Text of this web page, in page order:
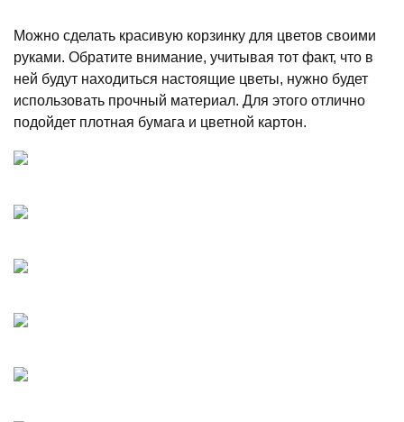
Можно сделать красивую корзинку для цветов своими
руками. Обратите внимание, учитывая тот факт, что в
ней будут находиться настоящие цветы, нужно будет
использовать прочный материал. Для этого отлично
подойдет плотная бумага и цветной картон.